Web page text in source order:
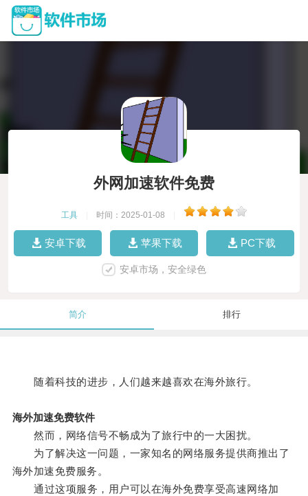
外网加速软件免费
工具 时间：2025-01-08
安卓下载 苹果下载 PC下载
安卓市场，安全绿色
简介 排行
随着科技的进步，人们越来越喜欢在海外旅行。
海外加速免费软件
然而，网络信号不畅成为了旅行中的一大困扰。
为了解决这一问题，一家知名的网络服务提供商推出了
海外加速免费服务。
通过这项服务，用户可以在海外免费享受高速网络加